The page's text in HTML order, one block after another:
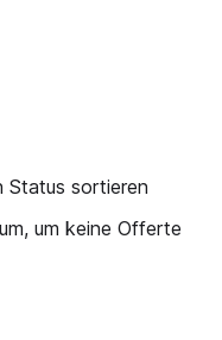
Status sortieren
um keine Offerte